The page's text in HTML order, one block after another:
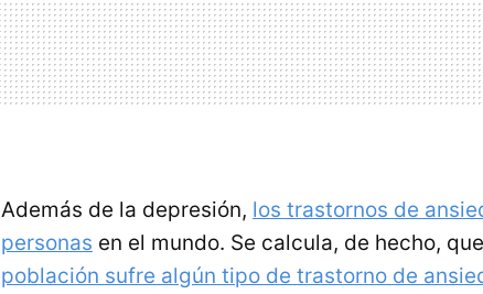
Además de la depresión, los trastornos de
personas en el mundo. Se calcula, de hecho, que
población sufre algún tipo de trastorno de